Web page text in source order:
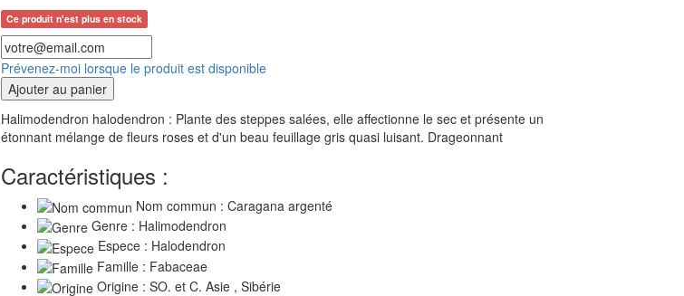
Ce produit n'est plus en stock
Prévenez-moi lorsque le produit est disponible
Ajouter au panier
Halimodendron halodendron : Plante des steppes salées, elle affectionne le sec et présente un
étonnant mélange de fleurs roses et d'un beau feuillage gris quasi luisant. Drageonnant
Caractéristiques :
Nom commun : Caragana argenté
Genre : Halimodendron
Espece : Halodendron
Famille : Fabaceae
Origine : SO. et C. Asie , Sibérie